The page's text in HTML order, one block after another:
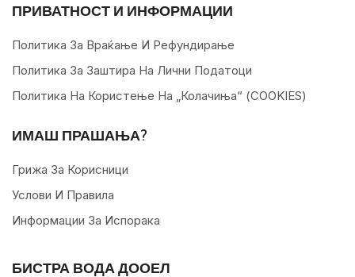
ПРИВАТНОСТ И ИНФОРМАЦИИ
Политика За Враќање И Рефундирање
Политика За Заштира На Лични Податоци
Политика На Користење На „колачиња“ (COOKIES)
ИМАШ ПРАШАЊА?
Грижа За Корисници
Услови И Правила
Информации За Испорака
БИСТРА ВОДА ДООЕЛ